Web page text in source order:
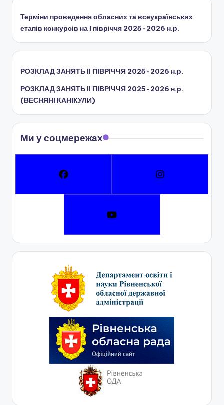
Терміни проведення обласних та всеукраїнських
етапів конкурсів на І півріччя 2025-2026 н.р.
РОЗКЛАД ЗАНЯТЬ IІ ПІВРІЧЧЯ 2025-2026 н.р.
РОЗКЛАД ЗАНЯТЬ IІ ПІВРІЧЧЯ 2025-2026 н.р.
(ВЕСНЯНІ КАНІКУЛИ)
Ми у соцмережах